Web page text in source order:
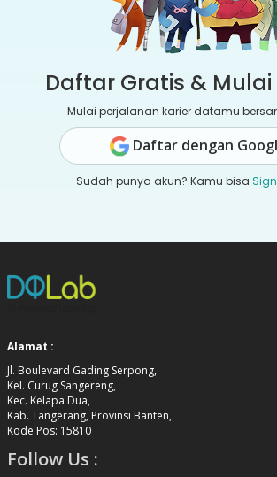
Daftar Gratis &
Mulai perjalanan karier datamu
Daftar dengan
Sudah punya akun? Kamu bisa
Alamat :
Jl. Boulevard Gading Serpong,
Kel. Curug Sangereng,
Kec. Kelapa Dua,
Kab. Tangerang, Provinsi Banten,
Kode Pos: 15810
Follow Us :